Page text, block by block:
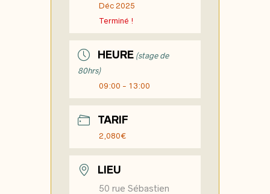
Déc 2025
Terminé !
HEURE (stage de
80hrs)
09:00 - 13:00
TARIF
2,080€
LIEU
50 rue Sébastien